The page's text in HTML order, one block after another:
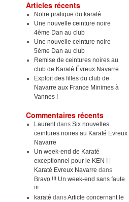
Articles récents
Notre pratique du karaté
Une nouvelle ceinture noire
4ème Dan au club
Une nouvelle ceinture noire
5ème Dan au club
Remise de ceintures noires au
club de Karaté Évreux Navarre
Exploit des filles du club de
Navarre aux France Minimes à
Vannes !
Commentaires récents
Laurentdans Six nouvelles
ceintures noires au Karaté Evreux
Navarre
Un week-end de Karaté
exceptionnel pour le KEN ! |
Karaté Evreux Navarre dans
Bravo !!! Un week-end sans faute
!!!
karaté dansArticle concernant le